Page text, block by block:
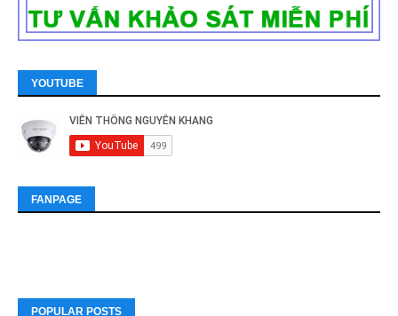
YOUTUBE
FANPAGE
POPULAR POSTS